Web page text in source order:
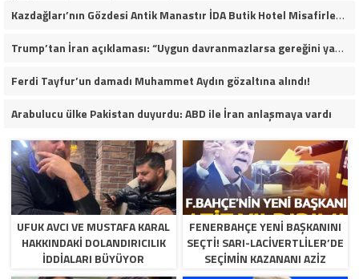
Kazdağları’nın Gözdesi Antik Manastır İDA Butik Hotel Misafirlerinden Tam Not Alıyor
Trump’tan İran açıklaması: “Uygun davranmazlarsa gereğini yaparım”
Ferdi Tayfur’un damadı Muhammet Aydın gözaltına alındı!
Arabulucu ülke Pakistan duyurdu: ABD ile İran anlaşmaya vardı
UFUK AVCI VE MUSTAFA KARAL
HAKKINDAKI DOLANDIRICILIK
İDDIALARI BÜYÜYOR
FENERBAHÇE YENI BAŞKANINI
SEÇTI! SARI-LACIVERTLILER’DE
SEÇIMIN KAZANANI AZIZ
YILDIRIM OLDU